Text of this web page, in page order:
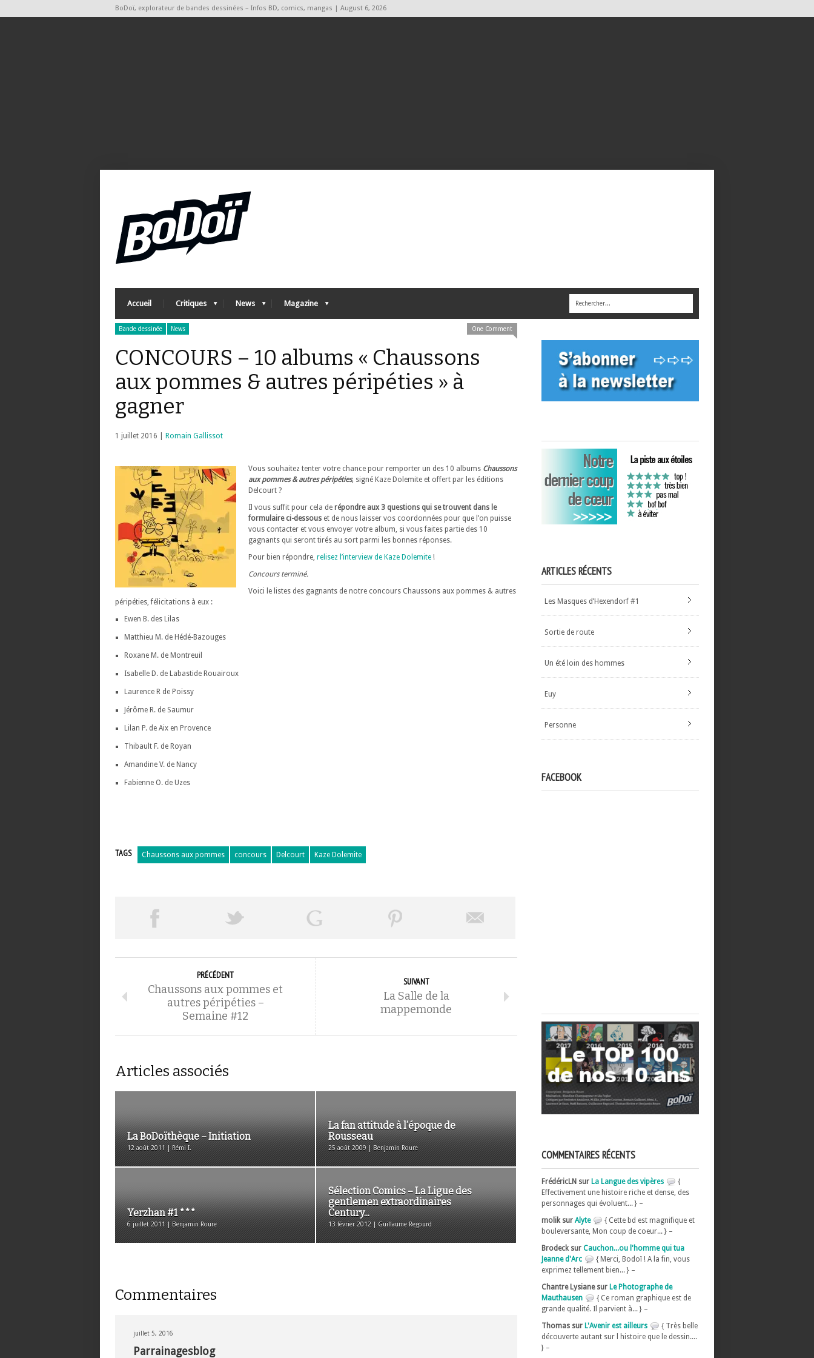
BoDoï, explorateur de bandes dessinées – Infos BD, comics, mangas | August 6, 2026
Accueil Critiques News Magazine
Bande dessinée News One Comment
CONCOURS – 10 albums « Chaussons
aux pommes & autres péripéties » à
gagner
1 juillet 2016 | Romain Gallissot
Vous souhaitez tenter votre chance pour remporter un des 10 albums Chaussons
aux pommes & autres péripéties, signé Kaze Dolemite et offert par les éditions
Delcourt ?
Il vous suffit pour cela de répondre aux 3 questions qui se trouvent dans le
formulaire ci-dessous et de nous laisser vos coordonnées pour que l’on puisse
vous contacter et vous envoyer votre album, si vous faites partie des 10
gagnants qui seront tirés au sort parmi les bonnes réponses.
Pour bien répondre, relisez l’interview de Kaze Dolemite !
Concours terminé.
Voici le listes des gagnants de notre concours Chaussons aux pommes & autres
péripéties, félicitations à eux :
Ewen B. des Lilas
Matthieu M. de Hédé-Bazouges
Roxane M. de Montreuil
Isabelle D. de Labastide Rouairoux
Laurence R de Poissy
Jérôme R. de Saumur
Lilan P. de Aix en Provence
Thibault F. de Royan
Amandine V. de Nancy
Fabienne O. de Uzes
TAGS Chaussons aux pommes concours Delcourt Kaze Dolemite
PRÉCÉDENT
Chaussons aux pommes et
autres péripéties –
Semaine #12
SUIVANT
La Salle de la
mappemonde
Articles associés
La BoDoïthèque – Initiation
12 août 2011 | Rémi I.
La fan attitude à l’époque de
Rousseau
25 août 2009 | Benjamin Roure
Yerzhan #1 ***
6 juillet 2011 | Benjamin Roure
Sélection Comics – La Ligue des
gentlemen extraordinaires
Century...
13 février 2012 | Guillaume Regourd
Commentaires
juillet 5, 2016
Parrainagesblog
ARTICLES RÉCENTS
Les Masques d’Hexendorf #1
Sortie de route
Un été loin des hommes
Euy
Personne
FACEBOOK
COMMENTAIRES RÉCENTS
FrédéricLN sur La Langue des vipères
{
Effectivement une histoire riche et dense, des
personnages qui évoluent... } –
molik sur Alyte
{ Cette bd est magnifique et
bouleversante, Mon coup de coeur... } –
Brodeck sur Cauchon...ou l'homme qui tua
Jeanne d'Arc
{ Merci, Bodoï ! A la fin, vous
exprimez tellement bien... } –
Chantre Lysiane sur Le Photographe de
Mauthausen
{ Ce roman graphique est de
grande qualité. Il parvient à... } –
Thomas sur L'Avenir est ailleurs
{ Très belle
découverte autant sur l histoire que le dessin....
} –